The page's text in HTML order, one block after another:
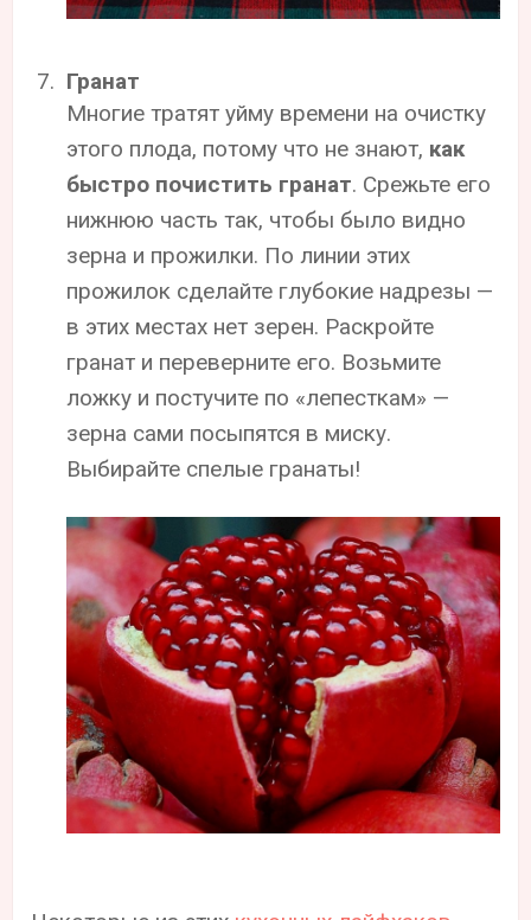
Гранат
Многие тратят уйму времени на очистку
этого плода, потому что не знают, как
быстро почистить гранат. Срежьте его
нижнюю часть так, чтобы было видно
зерна и прожилки. По линии этих
прожилок сделайте глубокие надрезы —
в этих местах нет зерен. Раскройте
гранат и переверните его. Возьмите
ложку и постучите по «лепесткам» —
зерна сами посыпятся в миску.
Выбирайте спелые гранаты!